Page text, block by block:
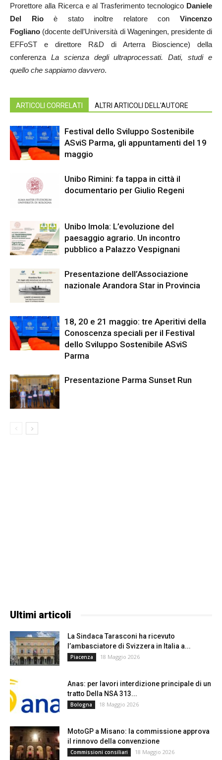
Prorettore alla Ricerca e al Trasferimento tecnologico Daniele
Del Rioè stato inoltre relatore conVincenzo
Fogliano (docente dell’Università di Wageningen, presidente di
EFFoST e direttore R&D di Arterra Bioscience) della
conferenza La scienza degli ultraprocessati. Dati, studi e
quello che sappiamo davvero.
ARTICOLI CORRELATI ALTRI ARTICOLI DELL'AUTORE
Festival dello Sviluppo Sostenibile
ASviS Parma, gli appuntamenti del 19
maggio
Unibo Rimini: fa tappa in città il
documentario per Giulio Regeni
Unibo Imola: L’evoluzione del
paesaggio agrario. Un incontro
pubblico a Palazzo Vespignani
Presentazione dell’Associazione
nazionale Arandora Star in Provincia
18, 20 e 21 maggio: tre Aperitivi della
Conoscenza speciali per il Festival
dello Sviluppo Sostenibile ASviS
Parma
Presentazione Parma Sunset Run
Ultimi articoli
La Sindaca Tarasconi ha ricevuto
l’ambasciatore di Svizzera in Italia a...
Piacenza 18 Maggio 2026
Anas: per lavori interdizione principale di un
tratto Della NSA 313...
Bologna 18 Maggio 2026
MotoGP a Misano: la commissione approva
il rinnovo della convenzione
Commissioni consiliari 18 Maggio 2026